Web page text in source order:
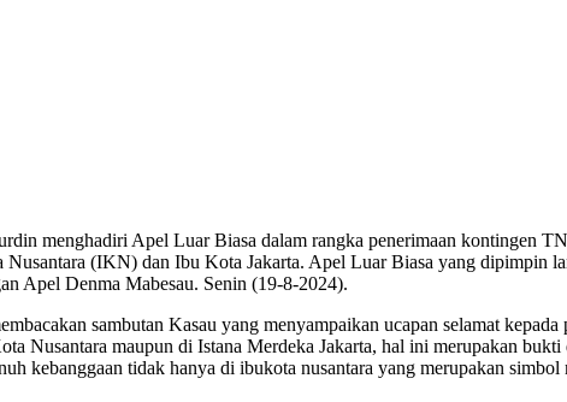
menghadiri Apel Luar Biasa dalam rangka penerimaan kontingen
(IKN) dan Ibu Kota Jakarta. Apel Luar Biasa yang dipimpin
Apel Denma Mabesau. Senin (19-8-2024).
sambutan Kasau yang menyampaikan ucapan selamat kepada
Nusantara maupun di Istana Merdeka Jakarta, hal ini merupakan bukti
kebanggaan tidak hanya di ibukota nusantara yang merupakan simbol